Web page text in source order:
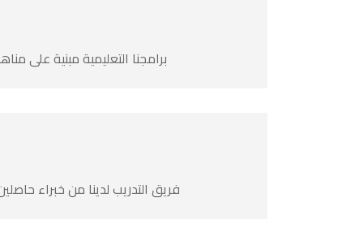
برامجنا التعليمية مبنية على
فريق التدريب لدينا من خبراء